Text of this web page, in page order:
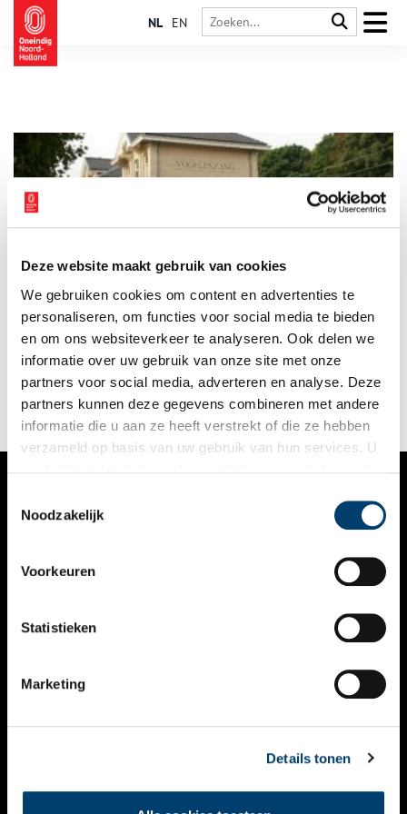
Deze website maakt gebruik van cookies
We gebruiken cookies om content en advertenties te
personaliseren, om functies voor social media te bieden
en om ons websiteverkeer te analyseren. Ook delen we
informatie over uw gebruik van onze site met onze
partners voor social media, adverteren en analyse. Deze
partners kunnen deze gegevens combineren met andere
informatie die u aan ze heeft verstrekt of die ze hebben
verzameld op basis van uw gebruik van hun services. U
Noodzakelijk
Voorkeuren
Statistieken
Marketing
Details tonen
NL EN
Trekschuit, trein. Van alles kwam naar Vogelenzang. Zelfs
tienduizenden scouts reisden hierheen. En nu? De trekvaart
dommelt, de trein negeert het mooie station. Vogelenzang is
een dromerig dorp vol met herinneringen aan vroeger.
VERHALEN
KALENDER
THEMA’S
VIDEO’S
CONTACT